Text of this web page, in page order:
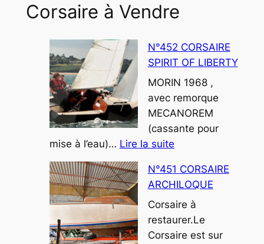
Corsaire à Vendre
N°452 CORSAIRE
SPIRIT OF LIBERTY
MORIN 1968 ,
avec remorque
MECANOREM
(cassante pour
mise à l’eau)… Lire la suite:
CORSAIRE
SPIRIT
OF
LIBERTY
N°451 CORSAIRE
ARCHILOQUE
Corsaire à
restaurer.Le
Corsaire est sur